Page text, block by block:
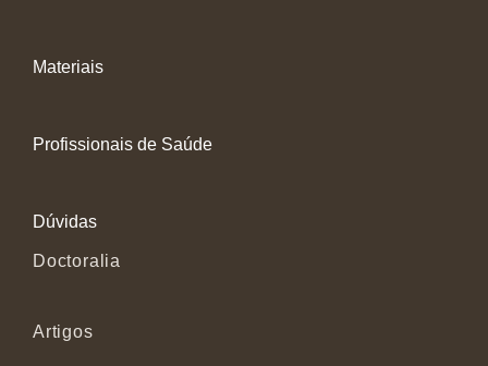
Materiais
Profissionais de Saúde
Dúvidas
Doctoralia
Artigos